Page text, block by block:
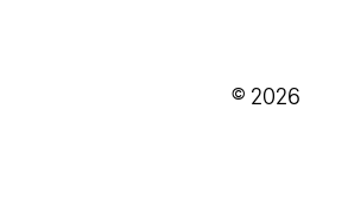
© 2026